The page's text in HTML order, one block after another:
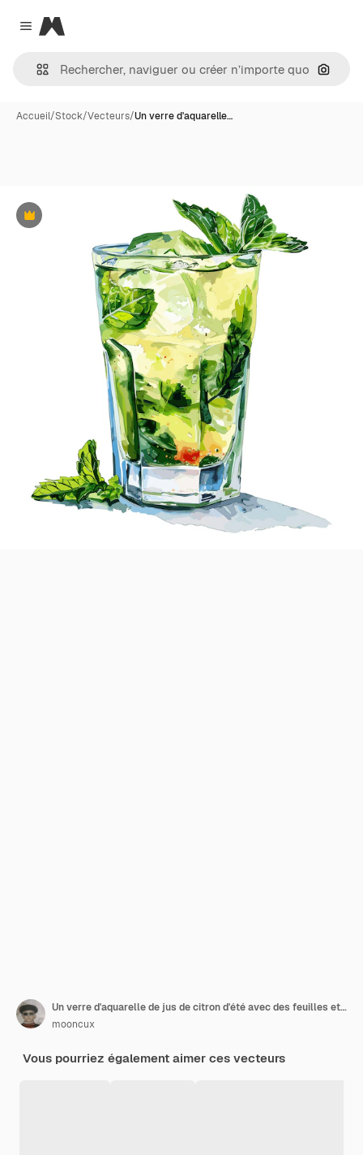
Close menu
Magnific
Accueil/Stock/Vecteurs/Un verre d'aquarelle…
Premium
Un verre d'aquarelle de jus de citron d'été avec des feuilles et un cocktail mojito
mooncux
Vous pourriez également aimer ces vecteurs